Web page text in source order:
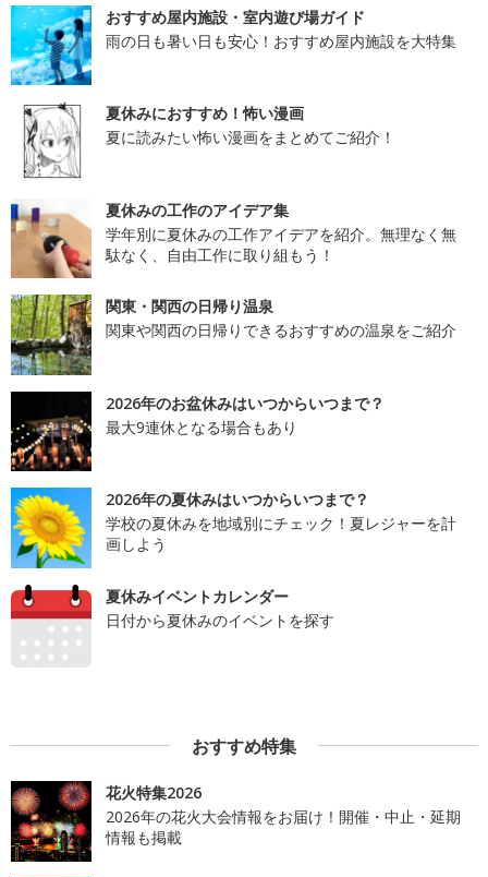
おすすめ屋内施設・室内遊び場ガイド
雨の日も暑い日も安心！おすすめ屋内施設を大特集
夏休みにおすすめ！怖い漫画
夏に読みたい怖い漫画をまとめてご紹介！
夏休みの工作のアイデア集
学年別に夏休みの工作アイデアを紹介。無理なく無
駄なく、自由工作に取り組もう！
関東・関西の日帰り温泉
関東や関西の日帰りできるおすすめの温泉をご紹介
2026年のお盆休みはいつからいつまで？
最大9連休となる場合もあり
2026年の夏休みはいつからいつまで？
学校の夏休みを地域別にチェック！夏レジャーを計
画しよう
夏休みイベントカレンダー
日付から夏休みのイベントを探す
おすすめ特集
花火特集2026
2026年の花火大会情報をお届け！開催・中止・延期
情報も掲載